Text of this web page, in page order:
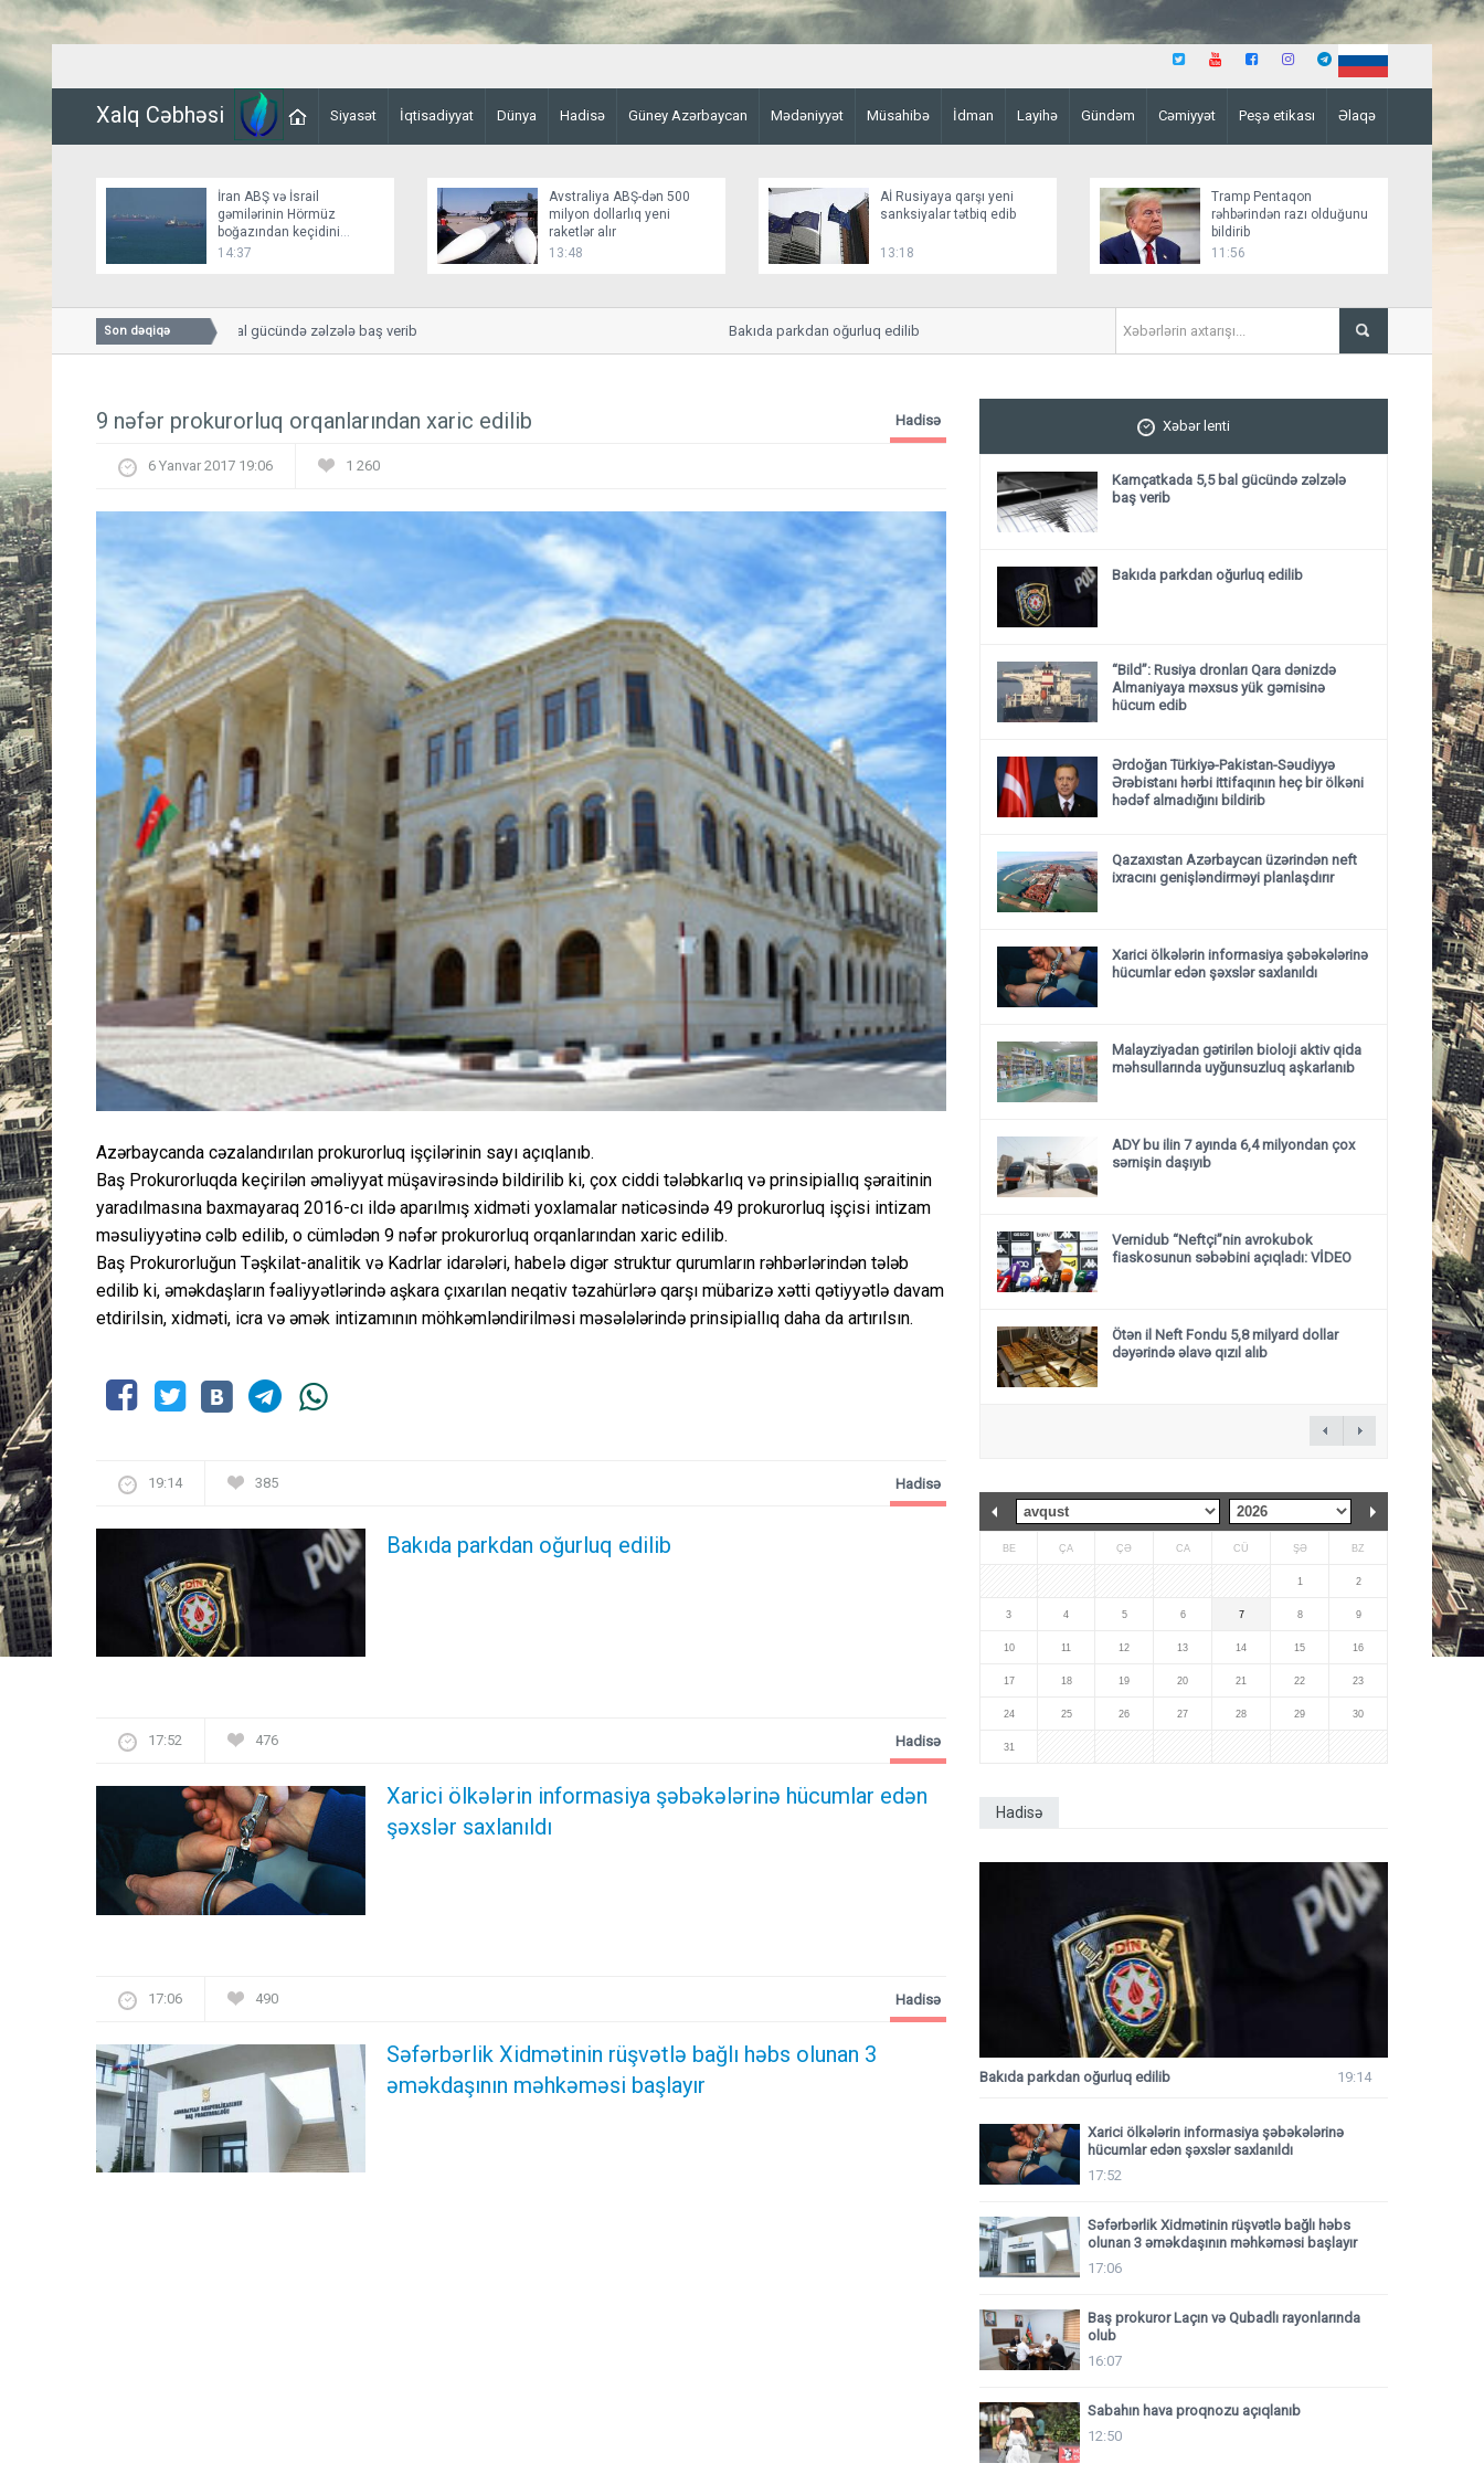
Xalq Cəbhəsi Siyasət İqtisadiyyat Dünya Hadisə Güney Azərbaycan Mədəniyyət Müsahibə İdman Layihə Gündəm Cəmiyyət Peşə etikası Əlaqə
İran ABŞ və İsrail
gəmilərinin Hörmüz
boğazından keçidini
bağlayır
14:37
Avstraliya ABŞ-dən 500
milyon dollarlıq yeni
raketlər alır
13:48
Aİ Rusiyaya qarşı yeni
sanksiyalar tətbiq edib
13:18
Tramp Pentaqon
rəhbərindən razı olduğunu
bildirib
11:56
Son dəqiqə
Kamçatkada 5,5 bal gücündə zəlzələ baş verib Bakıda parkdan oğurluq edilib “Bild”: Rusiya dronları
9 nəfər prokurorluq orqanlarından xaric edilib Hadisə
6 Yanvar 2017 19:06 1 260
Azərbaycanda cəzalandırılan prokurorluq işçilərinin sayı açıqlanıb.
Baş Prokurorluqda keçirilən əməliyyat müşavirəsində bildirilib ki, çox ciddi tələbkarlıq və prinsipiallıq şəraitinin
yaradılmasına baxmayaraq 2016-cı ildə aparılmış xidməti yoxlamalar nəticəsində 49 prokurorluq işçisi intizam
məsuliyyətinə cəlb edilib, o cümlədən 9 nəfər prokurorluq orqanlarından xaric edilib.
Baş Prokurorluğun Təşkilat-analitik və Kadrlar idarələri, habelə digər struktur qurumların rəhbərlərindən tələb
edilib ki, əməkdaşların fəaliyyətlərində aşkara çıxarılan neqativ təzahürlərə qarşı mübarizə xətti qətiyyətlə davam
etdirilsin, xidməti, icra və əmək intizamının möhkəmləndirilməsi məsələlərində prinsipiallıq daha da artırılsın.
19:14 385
Bakıda parkdan oğurluq edilib
Hadisə
17:52 476
Xarici ölkələrin informasiya şəbəkələrinə hücumlar edən
şəxslər saxlanıldı
Hadisə
17:06 490
Səfərbərlik Xidmətinin rüşvətlə bağlı həbs olunan 3
əməkdaşının məhkəməsi başlayır
Hadisə
Xəbər lenti
Kamçatkada 5,5 bal gücündə zəlzələ
baş verib
Bakıda parkdan oğurluq edilib
“Bild”: Rusiya dronları Qara dənizdə
Almaniyaya məxsus yük gəmisinə
hücum edib
Ərdoğan Türkiyə-Pakistan-Səudiyyə
Ərəbistanı hərbi ittifaqının heç bir ölkəni
hədəf almadığını bildirib
Qazaxıstan Azərbaycan üzərindən neft
ixracını genişləndirməyi planlaşdırır
Xarici ölkələrin informasiya şəbəkələrinə
hücumlar edən şəxslər saxlanıldı
Malayziyadan gətirilən bioloji aktiv qida
məhsullarında uyğunsuzluq aşkarlanıb
ADY bu ilin 7 ayında 6,4 milyondan çox
sərnişin daşıyıb
Vernidub “Neftçi”nin avrokubok
fiaskosunun səbəbini açıqladı: VİDEO
Ötən il Neft Fondu 5,8 milyard dollar
dəyərində əlavə qızıl alıb
BE ÇA ÇƏ CA CÜ ŞƏ BZ
1 2
3 4 5 6 7 8 9
10 11 12 13 14 15 16
17 18 19 20 21 22 23
24 25 26 27 28 29 30
31
Hadisə
Bakıda parkdan oğurluq edilib 19:14
Xarici ölkələrin informasiya şəbəkələrinə
hücumlar edən şəxslər saxlanıldı
17:52
Səfərbərlik Xidmətinin rüşvətlə bağlı həbs
olunan 3 əməkdaşının məhkəməsi başlayır
17:06
Baş prokuror Laçın və Qubadlı rayonlarında
olub
16:07
Sabahın hava proqnozu açıqlanıb
12:50